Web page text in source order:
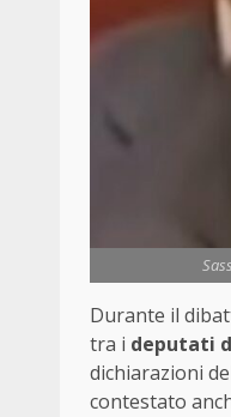
Durante il
tra i deputati
dichiarazioni
contestato